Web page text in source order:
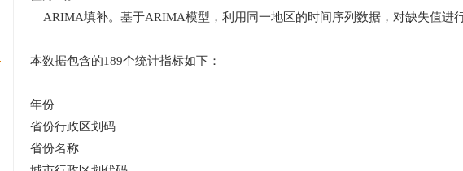
ARIMA填补。基于ARIMA模型，利用同一地区的时间序列数据，对缺失值进
本数据包含的189个统计指标如下：
年份
省份行政区划码
省份名称